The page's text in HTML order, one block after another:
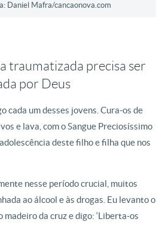
Daniel Mafra/cancaonova.com
traumatizada precisa ser
por Deus
cada um desses jovens. Cura-os de
e lava, com o Sangue Preciosíssimo
deste filho e filha que nos
nesse período crucial, muitos
ao álcool e às drogas. Eu levanto o
da cruz e digo: ‘Liberta-os